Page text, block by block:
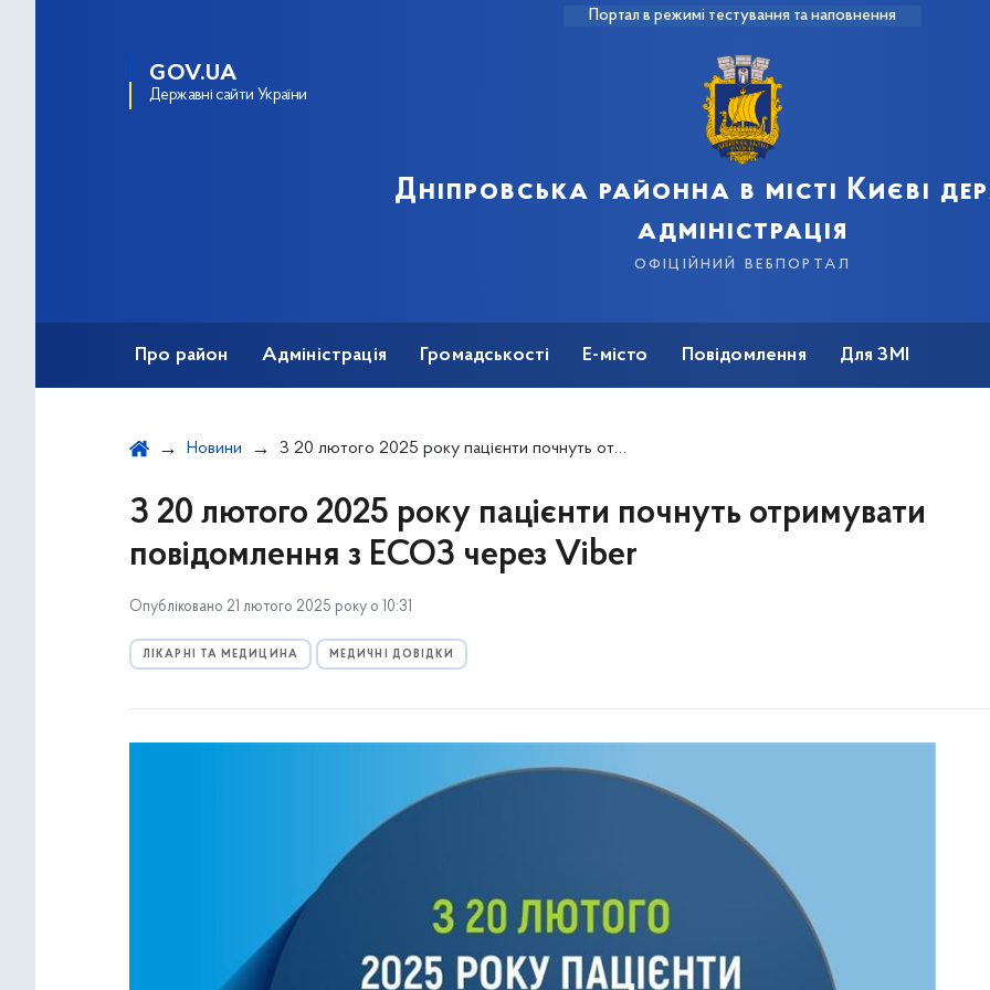
Портал в режимі тестування та наповнення
GOV.UA
Державні сайти України
Дніпровська районна в місті Києві
адміністрація
офіційний вебпортал
Про район Адміністрація Громадськості Е-місто Повідомлення Для ЗМІ
Новини З 20 лютого 2025 року пацієнти почнуть отримувати повідомлення з ЕСОЗ через Viber
З 20 лютого 2025 року пацієнти почнуть отримувати
повідомлення з ЕСОЗ через Viber
Опубліковано 21 лютого 2025 року о 10:31
ЛІКАРНІ ТА МЕДИЦИНА МЕДИЧНІ ДОВІДКИ